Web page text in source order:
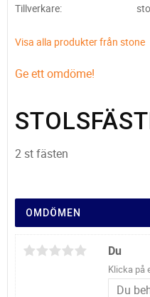
Tillverkare
Visa alla produkter från stone
Ge ett omdöme!
2 st fästen
OMDÖMEN
Du
Klicka på